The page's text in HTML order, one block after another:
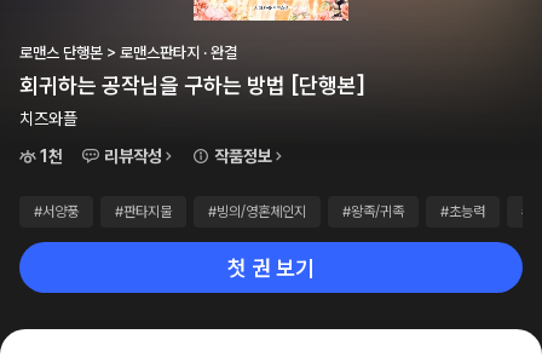
로맨스 단행본 > 로맨스판타지 · 완결
회귀하는 공작님을 구하는 방법 [단행본]
치즈와플
1천
리뷰작성 작품정보
#서양풍 #판타지물 #빙의/영혼체인지 #왕족/귀족 #초능력 #
첫 권 보기